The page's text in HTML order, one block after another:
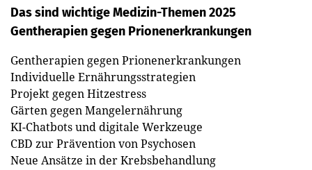
Das sind wichtige Medizin-Themen 2025
Gentherapien gegen Prionenerkrankungen
Gentherapien gegen Prionenerkrankungen
Individuelle Ernährungsstrategien
Projekt gegen Hitzestress
Gärten gegen Mangelernährung
KI-Chatbots und digitale Werkzeuge
CBD zur Prävention von Psychosen
Neue Ansätze in der Krebsbehandlung